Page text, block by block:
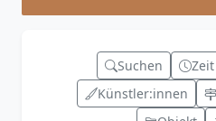
Suchen Zeit
Künstler:innen